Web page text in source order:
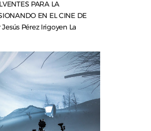
PARA LA
EN EL CINE DE
Pérez Irigoyen La